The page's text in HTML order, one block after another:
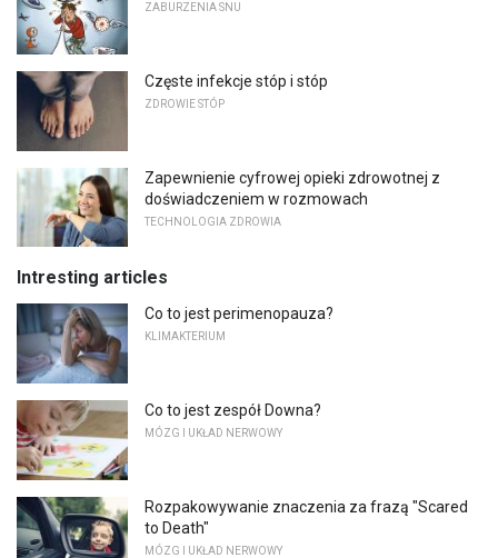
ZABURZENIA SNU
Częste infekcje stóp i stóp
ZDROWIE STÓP
Zapewnienie cyfrowej opieki zdrowotnej z
doświadczeniem w rozmowach
TECHNOLOGIA ZDROWIA
Intresting articles
Co to jest perimenopauza?
KLIMAKTERIUM
Co to jest zespół Downa?
MÓZG I UKŁAD NERWOWY
Rozpakowywanie znaczenia za frazą "Scared
to Death"
MÓZG I UKŁAD NERWOWY